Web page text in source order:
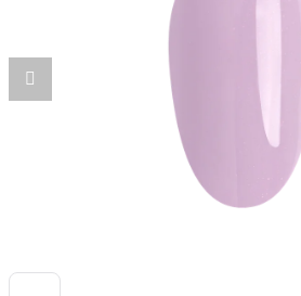
hvězdiček.